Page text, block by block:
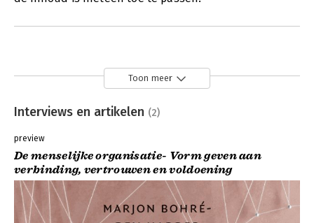
Toon meer
Interviews en artikelen (2)
preview
De menselijke organisatie- Vorm geven aan
verbinding, vertrouwen en voldoening